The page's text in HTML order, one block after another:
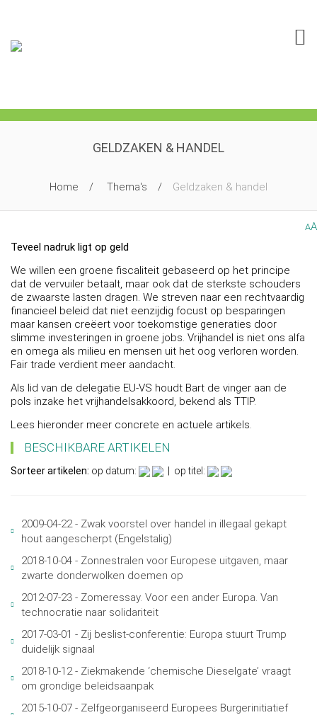
GELDZAKEN & HANDEL
Home Thema's Geldzaken & handel
AA
Teveel nadruk ligt op geld
We willen een groene fiscaliteit gebaseerd op het principe
dat de vervuiler betaalt, maar ook dat de sterkste schouders
de zwaarste lasten dragen. We streven naar een rechtvaardig
financieel beleid dat niet eenzijdig focust op besparingen
maar kansen creëert voor toekomstige generaties door
slimme investeringen in groene jobs. Vrijhandel is niet ons alfa
en omega als milieu en mensen uit het oog verloren worden.
Fair trade verdient meer aandacht.
Als lid van de delegatie EU-VS houdt Bart de vinger aan de
pols inzake het vrijhandelsakkoord, bekend als TTIP.
Lees hieronder meer concrete en actuele artikels.
BESCHIKBARE ARTIKELEN
Sorteer artikelen: op datum: | op titel:
2009-04-22 - Zwak voorstel over handel in illegaal gekapt
hout aangescherpt (Engelstalig)
2018-10-04 - Zonnestralen voor Europese uitgaven, maar
zwarte donderwolken doemen op
2012-07-23 - Zomeressay. Voor een ander Europa. Van
technocratie naar solidariteit
2017-03-01 - Zij beslist-conferentie: Europa stuurt Trump
duidelijk signaal
2018-10-12 - Ziekmakende ‘chemische Dieselgate’ vraagt
om grondige beleidsaanpak
2015-10-07 - Zelfgeorganiseerd Europees Burgerinitiatief